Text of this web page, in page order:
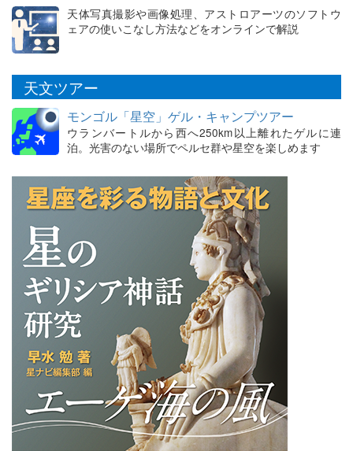
天体写真撮影や画像処理、アストロアーツのソフトウ
ェアの使いこなし方法などをオンラインで解説
天文ツアー
モンゴル「星空」ゲル・キャンプツアー
ウランバートルから西へ250km以上離れたゲルに連
泊。光害のない場所でペルセ群や星空を楽しめます